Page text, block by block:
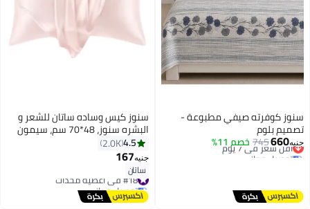
سنوز كوفرته صيفي مطبوعة -
تصميم بلوم
جنيه660
745 خصم 11%أقل سعر في 7 يوم
توصيل مجاني
أقل سعر في 7 يوم 18
سنوز كيس وساده ساتان للشعر و
البشره سنوز، 48*70 سم، سيمون
4.5
2.0K
جنيه167
ساتان
#18 في أغطية مخدات
توصيل مجاني
#18 في أغطية مخدات